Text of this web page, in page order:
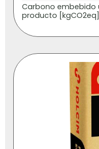
Carbono embebido
producto [kgCO2eq]